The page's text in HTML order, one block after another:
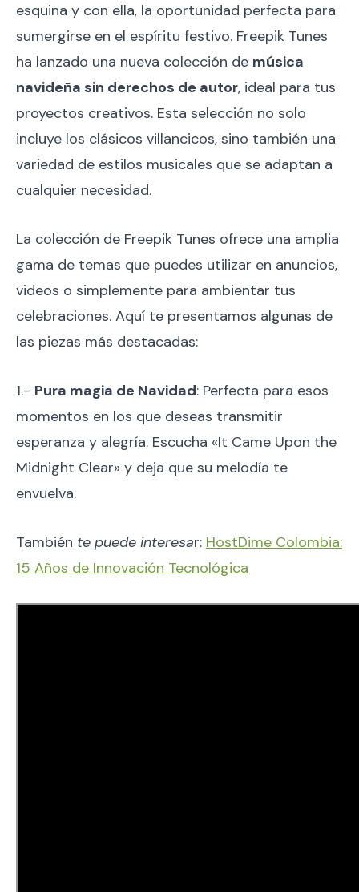
esquina y con ella, la oportunidad perfecta para
sumergirse en el espíritu festivo. Freepik Tunes
ha lanzado una nueva colección de música
navideña sin derechos de autor, ideal para tus
proyectos creativos. Esta selección no solo
incluye los clásicos villancicos, sino también una
variedad de estilos musicales que se adaptan a
cualquier necesidad.
La colección de Freepik Tunes ofrece una amplia
gama de temas que puedes utilizar en anuncios,
videos o simplemente para ambientar tus
celebraciones. Aquí te presentamos algunas de
las piezas más destacadas:
1.- Pura magia de Navidad: Perfecta para esos
momentos en los que deseas transmitir
esperanza y alegría. Escucha «It Came Upon the
Midnight Clear» y deja que su melodía te
envuelva.
También te puede interesar: HostDime Colombia:
15 Años de Innovación Tecnológica